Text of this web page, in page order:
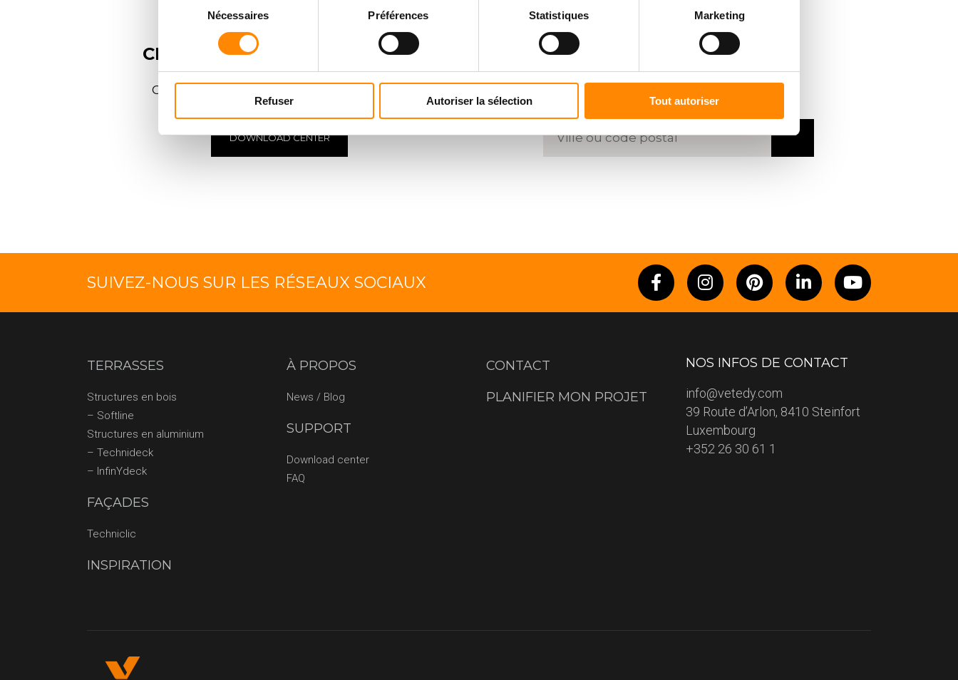
consentement
Nécessaires Préférences Statistiques Marketing
Refuser Autoriser la sélection Tout autoriser
CENTRE DETÉLÉCHARGMENT
Consulter et télécharger des documents
DOWNLOAD CENTER
TROUVER UN REVENDEUR
Entrez un code postal ou une ville
SUIVEZ-NOUS SUR LES RÉSEAUX SOCIAUX
TERRASSES
Structures en bois
– Softline
Structures en aluminium
– Technideck
– InfinYdeck
FAÇADES
Techniclic
INSPIRATION
À PROPOS
News / Blog
SUPPORT
Download center
FAQ
CONTACT
PLANIFIER MON PROJET
NOS INFOS DE CONTACT
info@vetedy.com
39 Route d’Arlon, 8410 Steinfort
Luxembourg
+352 26 30 61 1